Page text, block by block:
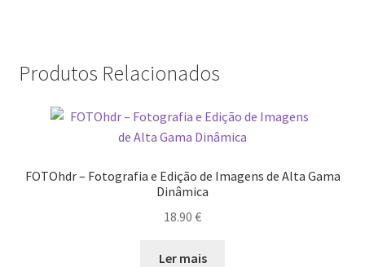
Produtos Relacionados
FOTOhdr – Fotografia e Edição de Imagens de Alta Gama
Dinâmica
18.90 €
Ler mais